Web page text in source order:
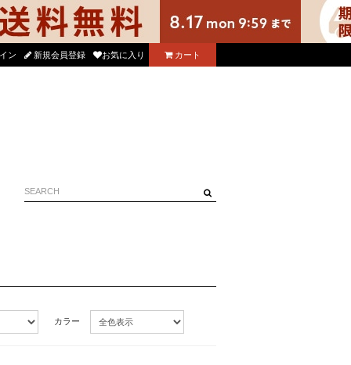
使えるニコル公式アプリをダウンロード！
ン 新規会員登録 お気に入り カート
カラー